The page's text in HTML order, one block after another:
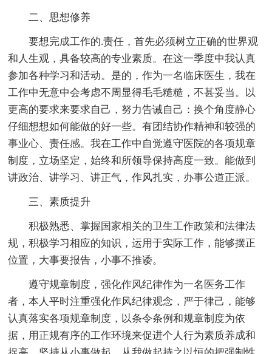
二、思想修养
要想完成工作的.责任，首先必须树立正确的世界观
和人生观，具备较高的专业素质。在这一季度中我认真
参加各种学习和活动。是的，作为一名临床医生，我在
工作中无意中会考虑不周显得毛毛糙糙，不甚妥当。以
更高的要求来要求自己，努力告诫自己：换个角度静心
仔细想想如何能做的好一些。有团结协作精神和较强的
事业心、责任感。我在工作中自觉遵守医院的各项规章
制度，立场坚定，始终和所领导保持高度一致。能做到
讲政治、讲学习、讲正气，作风扎实，办事公道正派。
三、素质提升
积极熟悉、掌握国家相关的卫生工作政策和法律法
规，积极学习相应的知识，运用于实际工作，能够摆正
位置，大事要报告，小事不推诿。
遵守规章制度，强化作风纪律作为一名医务工作
者，本人平时注重强化作风纪律观念，严于律己，能够
认真落实各项规章制度，以条令条例和规章制度为依
据，用正规有序的工作环境来促进个人行为素质养成和